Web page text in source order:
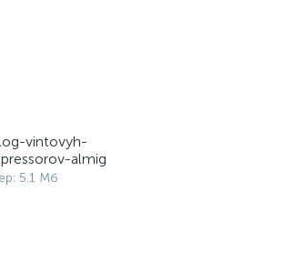
vintovyh-
almig
5.1 Мб